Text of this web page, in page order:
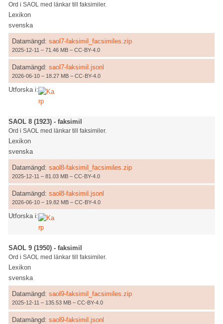
Ord i SAOL med länkar till faksimiler.
Lexikon
svenska
Datamängd: saol7-faksimil_facsimiles.zip
2025-12-11 – 71.46 MB – CC-BY-4.0
Datamängd: saol7-faksimil.jsonl
2026-06-10 – 18.27 MB – CC-BY-4.0
Utforska i:
SAOL 8 (1923) - faksimil
Ord i SAOL med länkar till faksimiler.
Lexikon
svenska
Datamängd: saol8-faksimil_facsimiles.zip
2025-12-11 – 81.03 MB – CC-BY-4.0
Datamängd: saol8-faksimil.jsonl
2026-06-10 – 19.82 MB – CC-BY-4.0
Utforska i:
SAOL 9 (1950) - faksimil
Ord i SAOL med länkar till faksimiler.
Lexikon
svenska
Datamängd: saol9-faksimil_facsimiles.zip
2025-12-11 – 135.53 MB – CC-BY-4.0
Datamängd: saol9-faksimil.jsonl